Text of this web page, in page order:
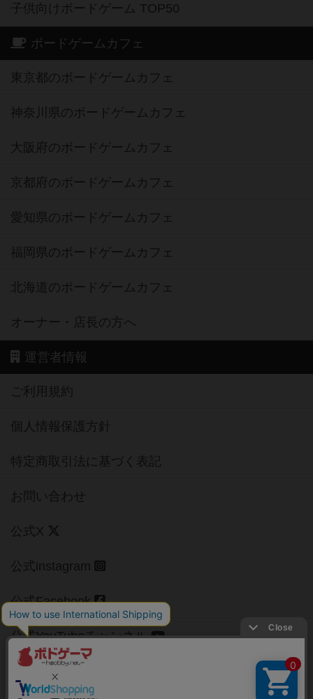
子供向けボードゲーム TOP50
ボードゲームカフェ
東京都のボードゲームカフェ
神奈川県のボードゲームカフェ
大阪府のボードゲームカフェ
京都府のボードゲームカフェ
愛知県のボードゲームカフェ
福岡県のボードゲームカフェ
北海道のボードゲームカフェ
オーナー・店長の方へ
運営者情報
ご利用規約
個人情報保護方針
特定商取引法に基づく表記
お問い合わせ
公式X
公式instagram
公式Facebook
公式YouTubeチャンネル